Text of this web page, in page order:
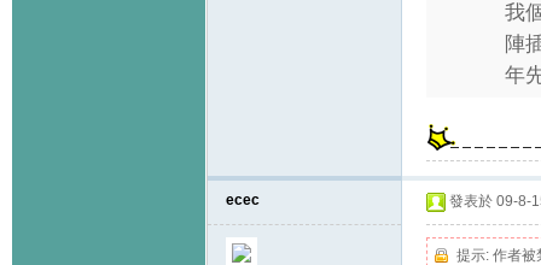
我
陣
年
ecec 發表於 09-8-
提示: 作者被